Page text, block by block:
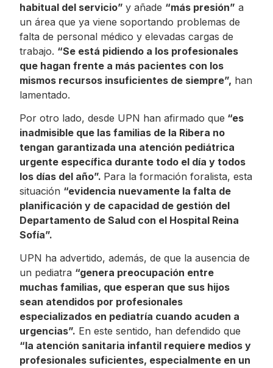
habitual del servicio” y añade “más presión” a
un área que ya viene soportando problemas de
falta de personal médico y elevadas cargas de
trabajo. “Se está pidiendo a los profesionales
que hagan frente a más pacientes con los
mismos recursos insuficientes de siempre”, han
lamentado.
Por otro lado, desde UPN han afirmado que “es
inadmisible que las familias de la Ribera no
tengan garantizada una atención pediátrica
urgente específica durante todo el día y todos
los días del año”. Para la formación foralista, esta
situación “evidencia nuevamente la falta de
planificación y de capacidad de gestión del
Departamento de Salud con el Hospital Reina
Sofía”.
UPN ha advertido, además, de que la ausencia de
un pediatra “genera preocupación entre
muchas familias, que esperan que sus hijos
sean atendidos por profesionales
especializados en pediatría cuando acuden a
urgencias”. En este sentido, han defendido que
“la atención sanitaria infantil requiere medios y
profesionales suficientes, especialmente en un